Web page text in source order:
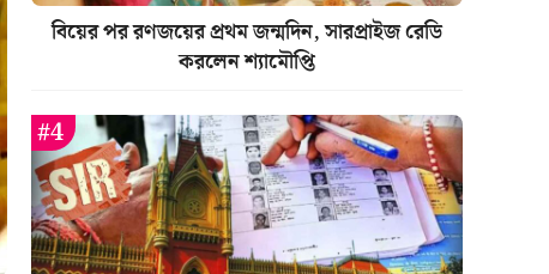
বিয়ের পর রণজয়ের প্রথম জন্মদিন, সারপ্রাইজ রেডি
করলেন শ্যামৌপ্তি